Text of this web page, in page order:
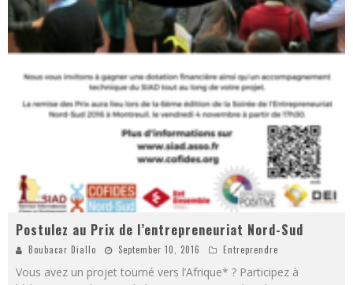
Postulez au Prix de l’entrepreneuriat Nord-Sud
Boubacar Diallo September 10, 2016 Entreprendre
Vous avez un projet tourné vers l’Afrique* ? Participez à